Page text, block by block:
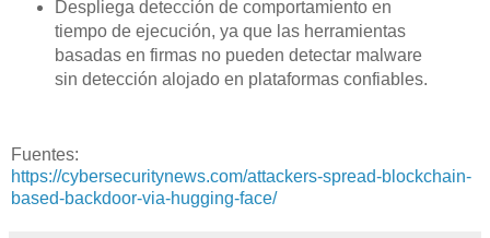
Despliega detección de comportamiento en
tiempo de ejecución, ya que las herramientas
basadas en firmas no pueden detectar malware
sin detección alojado en plataformas confiables.
Fuentes:
https://cybersecuritynews.com/attackers-spread-blockchain-
based-backdoor-via-hugging-face/